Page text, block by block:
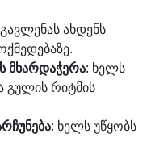
ახდენს
მხარდაჭერა: ხელს
გულის რიტმის
: ხელს უწყობს